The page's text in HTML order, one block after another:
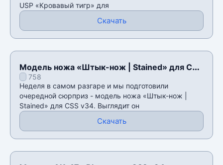
USP «Кровавый тигр» для
Скачать
Модель ножа «Штык-нож | Stained» для CSS
v34758
Неделя в самом разгаре и мы подготовили
очередной сюрприз - модель ножа «Штык-нож |
Stained» для CSS v34. Выглядит он
Скачать